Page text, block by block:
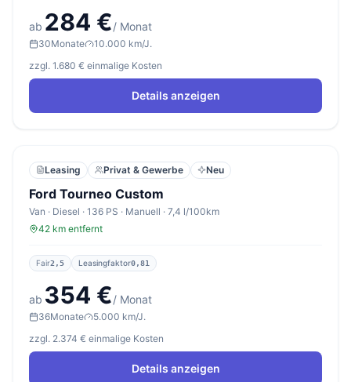
ab 284 €/ Monat
30Monate
10.000 km/J.
zzgl. 1.680 € einmalige Kosten
Details anzeigen
Leasing Privat & Gewerbe Neu
Ford Tourneo Custom
Van · Diesel · 136 PS · Manuell · 7,4 l/100km
42 km entfernt
Fair2,5 Leasingfaktor0,81
ab 354 €/ Monat
36Monate
5.000 km/J.
zzgl. 2.374 € einmalige Kosten
Details anzeigen